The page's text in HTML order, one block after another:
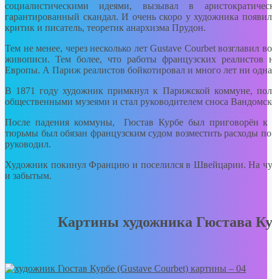
социалистическими идеями, вызывал в
гарантированный скандал. И очень скоро у художника
критик и писатель, теоретик анархизма Прудон.
Тем не менее, через несколько лет Gustave Courbet
живописи. Тем более, что работы французских реалистов
Европы. А Париж реалистов бойкотировал и много лет ни
В 1871 году художник примкнул к Парижской коммуне,
общественными музеями и стал руководителем сноса
После падения коммуны, Гюстав Курбе был приговорён к
тюрьмы был обязан французским судом возместить расходы
руководил.
Художник покинул Францию и поселился в Швейцарии. На
и забытым.
Картины художника Гюстава